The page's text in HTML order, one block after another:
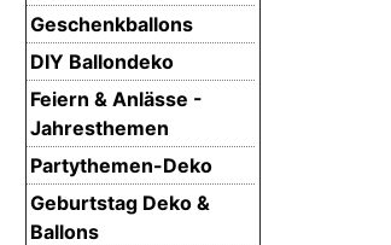
Geschenkballons
DIY Ballondeko
Feiern & Anlässe -
Jahresthemen
Partythemen-Deko
Geburtstag Deko &
Ballons